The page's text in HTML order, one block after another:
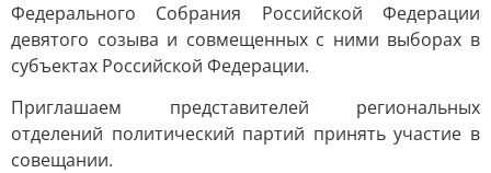
Федерального Собрания Российской Федерации
девятого созыва и совмещенных с ними выборах в
субъектах Российской Федерации.
Приглашаем представителей региональных
отделений политический партий принять участие в
совещании.